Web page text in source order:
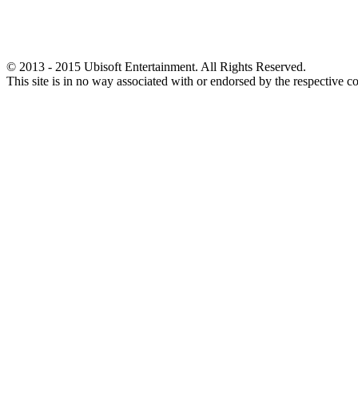
© 2013 - 2015 Ubisoft Entertainment. All Rights Reserved.
This site is in no way associated with or endorsed by the respective